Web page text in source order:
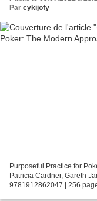
Par cykijofy
Purposeful Practice for
Patricia Cardner, Gareth
9781912862047 | 256